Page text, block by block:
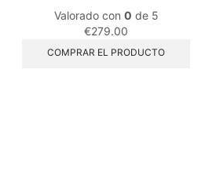
Valorado con 0 de 5
€279.00
COMPRAR EL PRODUCTO